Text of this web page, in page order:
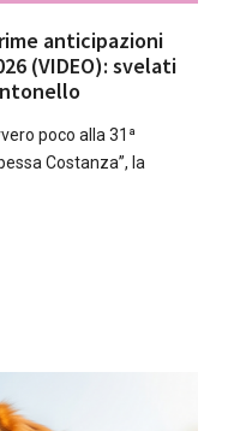
anticipazioni
(VIDEO): svelati
poco alla 31ª
Costanza”, la